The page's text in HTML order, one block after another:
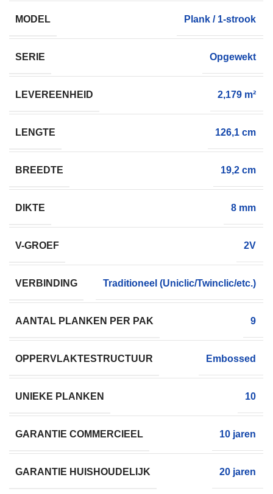
MODEL Plank / 1-strook
SERIE Opgewekt
LEVEREENHEID 2,179 m²
LENGTE 126,1 cm
BREEDTE 19,2 cm
DIKTE 8 mm
V-GROEF 2V
VERBINDING Traditioneel (Uniclic/Twinclic/etc.)
AANTAL PLANKEN PER PAK 9
OPPERVLAKTESTRUCTUUR Embossed
UNIEKE PLANKEN 10
GARANTIE COMMERCIEEL 10 jaren
GARANTIE HUISHOUDELIJK 20 jaren